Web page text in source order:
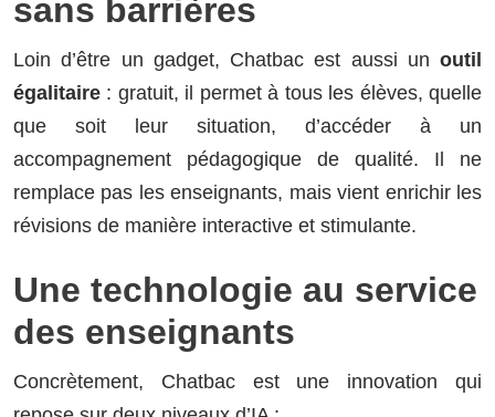
sans barrières
Loin d’être un gadget, Chatbac est aussi un outil
égalitaire : gratuit, il permet à tous les élèves, quelle
que soit leur situation, d’accéder à un
accompagnement pédagogique de qualité. Il ne
remplace pas les enseignants, mais vient enrichir les
révisions de manière interactive et stimulante.
Une technologie au service
des enseignants
Concrètement, Chatbac est une innovation qui